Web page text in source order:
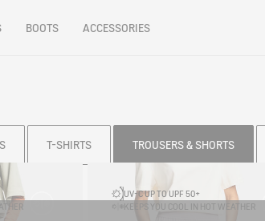
BOOTS ACCESSORIES
T-SHIRTS TROUSERS & SHORTS
UV-C UP TO UPF 50+
KEEPS YOU COOL IN HOT WEATHER